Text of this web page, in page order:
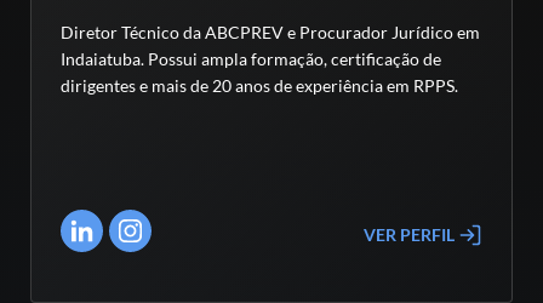
Diretor Técnico da ABCPREV e Procurador Jurídico em
Indaiatuba. Possui ampla formação, certificação de
dirigentes e mais de 20 anos de experiência em RPPS.
VER PERFIL